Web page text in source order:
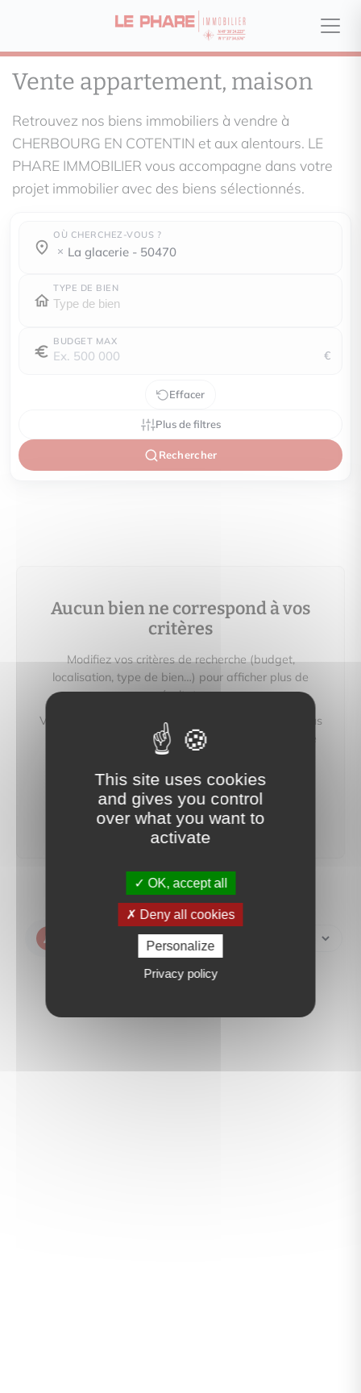
Vente appartement, maison
Retrouvez nos biens immobiliers à vendre à
CHERBOURG EN COTENTIN et aux alentours. LE
PHARE IMMOBILIER vous accompagne dans votre
projet immobilier avec des biens sélectionnés.
OÙ CHERCHEZ-VOUS ?
Où cherchez-vous ?
la glacerie - 50470
Où cherchez-vous ?
TYPE DE BIEN
BUDGET MAX
€
Effacer
Plus de filtres
Rechercher
Aucun bien ne correspond à vos
critères
Modifiez vos critères de recherche (budget,
localisation, type de bien…) pour afficher plus de
résultats.
Vous pouvez aussi créer une alerte e‑mail : nous vous
préviendrons dès qu'un bien correspondant à votre
recherche sera mis en ligne.
créer une alerte
Créer une alerte
This site uses cookies
and gives you control
over what you want to
activate
OK, accept all
Deny all cookies
Personalize
Privacy policy